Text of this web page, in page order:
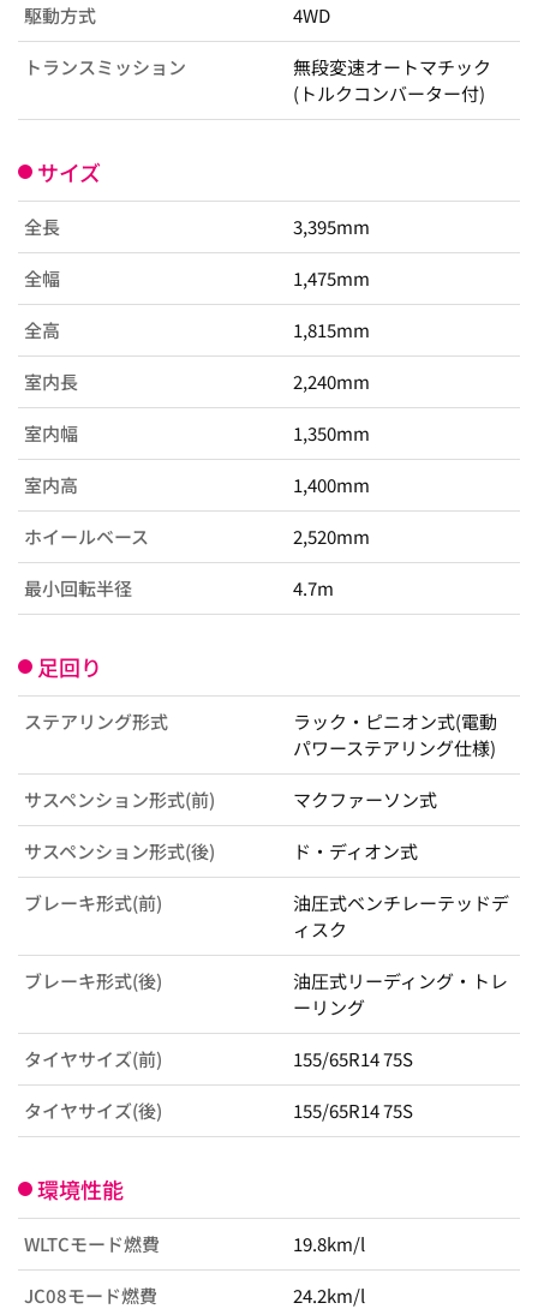
駆動方式 4WD
トランスミッション
無段変速オートマチック
(トルクコンバーター付)
サイズ
全長 3,395mm
全幅 1,475mm
全高 1,815mm
室内長 2,240mm
室内幅 1,350mm
室内高 1,400mm
ホイールベース 2,520mm
最小回転半径 4.7m
足回り
ステアリング形式
ラック・ピニオン式(電動
パワーステアリング仕様)
サスペンション形式(前) マクファーソン式
サスペンション形式(後) ド・ディオン式
ブレーキ形式(前)
油圧式ベンチレーテッドデ
ィスク
ブレーキ形式(後)
油圧式リーディング・トレ
ーリング
タイヤサイズ(前) 155/65R14 75S
タイヤサイズ(後) 155/65R14 75S
環境性能
WLTCモード燃費 19.8km/l
JC08モード燃費 24.2km/l